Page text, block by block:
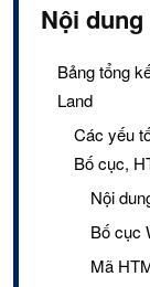
Nội
Bảng tổng
Land
Các yếu
Bố cục,
Nội
Bố cục
Mã